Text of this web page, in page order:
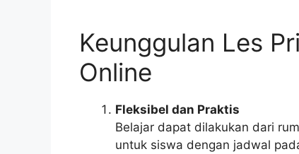
Keunggulan Les
Online
Fleksibel dan Praktis
Belajar dapat dilakukan dari
untuk siswa dengan jadwal